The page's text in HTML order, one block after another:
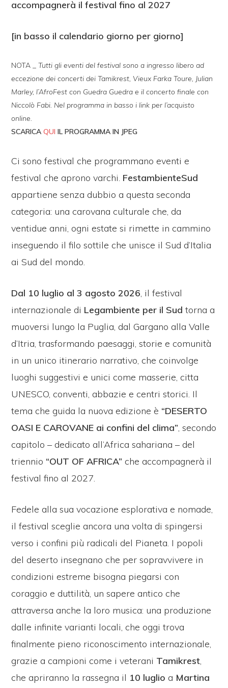
accompagnerà il festival fino al 2027
[in basso il calendario giorno per giorno]
NOTA _Tutti gli eventi del festival sono a ingresso libero ad
eccezione dei concerti dei Tamikrest, Vieux Farka Toure, Julian
Marley, l’AfroFest con Guedra Guedra e il concerto finale con
Niccolò Fabi. Nel programma in basso i link per l’acquisto
online.
SCARICAQUI IL PROGRAMMA IN JPEG
Ci sono festival che programmano eventi e
festival che aprono varchi. FestambienteSud
appartiene senza dubbio a questa seconda
categoria: una carovana culturale che, da
ventidue anni, ogni estate si rimette in cammino
inseguendo il filo sottile che unisce il Sud d’Italia
ai Sud del mondo.
Dal 10 luglio al3 agosto 2026, il festival
internazionale di Legambiente per il Sudtorna a
muoversi lungo la Puglia, dal Gargano alla Valle
d’Itria, trasformando paesaggi, storie e comunità
in un unico itinerario narrativo, che coinvolge
luoghi suggestivi e unici come masserie, citta
UNESCO, conventi, abbazie e centri storici. Il
tema che guida la nuova edizione è “DESERTO
OASI E CAROVANE ai confini del clima”, secondo
capitolo – dedicato all’Africa sahariana – del
triennio “OUT OF AFRICA” che accompagnerà il
festival fino al 2027.
Fedele alla sua vocazione esplorativa e nomade,
il festival sceglie ancora una volta di spingersi
verso i confini più radicali del Pianeta. I popoli
del deserto insegnano che per sopravvivere in
condizioni estreme bisogna piegarsi con
coraggio e duttilità, un sapere antico che
attraversa anche la loro musica: una produzione
dalle infinite varianti locali, che oggi trova
finalmente pieno riconoscimento internazionale,
grazie a campioni come i veterani Tamikrest,
che apriranno la rassegna il 10 luglioa Martina